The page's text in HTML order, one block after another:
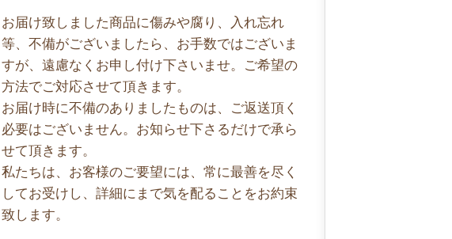
お届け致しました商品に傷みや腐り、入れ忘れ
等、不備がございましたら、お手数ではございま
すが、遠慮なくお申し付け下さいませ。ご希望の
方法でご対応させて頂きます。
お届け時に不備のありましたものは、ご返送頂く
必要はございません。お知らせ下さるだけで承ら
せて頂きます。
私たちは、お客様のご要望には、常に最善を尽く
してお受けし、詳細にまで気を配ることをお約束
致します。